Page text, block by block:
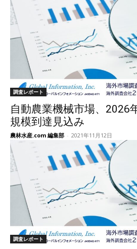
調査レポート
自動農業機械市場、2026
規模到達見込み
農林水産.com 編集部 - 2021年11月12日
調査レポート